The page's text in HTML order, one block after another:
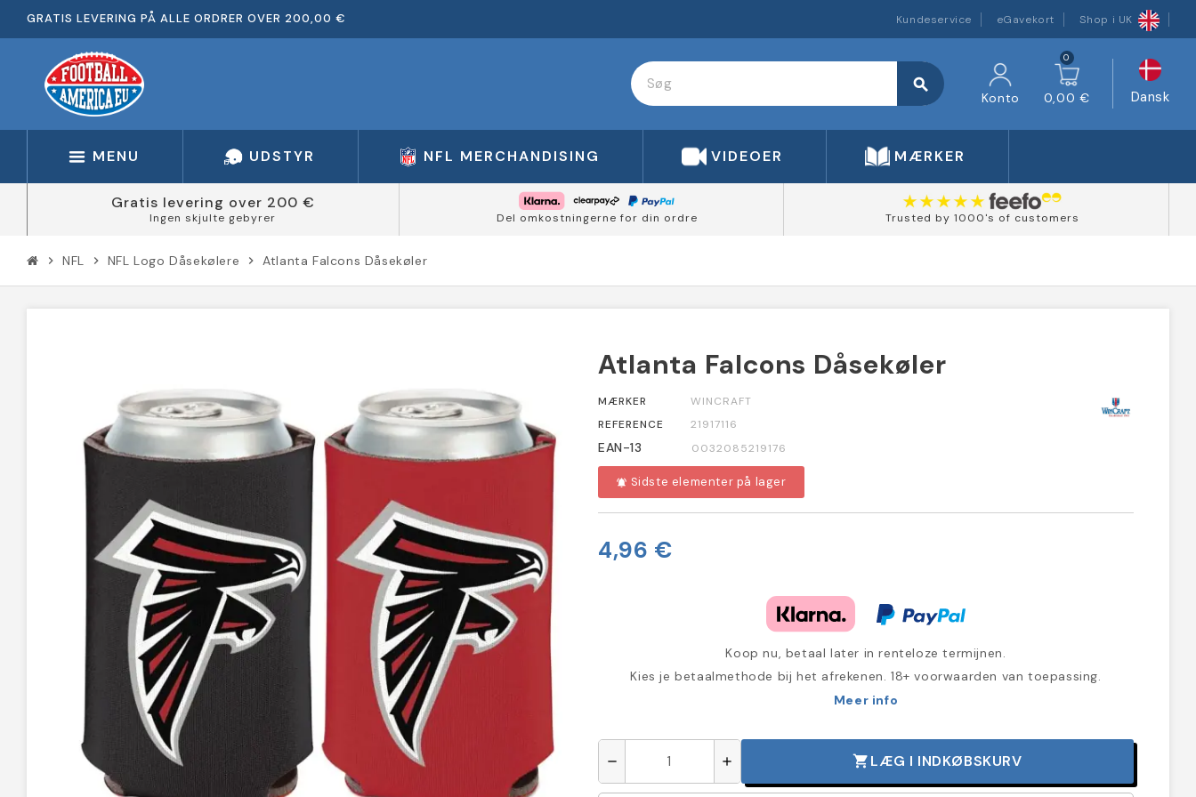
GRATIS LEVERING PÅ ALLE ORDRER OVER 200,00 € Kundeservice eGavekort Shop i UK
search
Konto
0
0,00 € Dansk
MENU UDSTYR NFL MERCHANDISING VIDEOER MÆRKER
Gratis levering over 200 €
Ingen skjulte gebyrer Del omkostningerne for din ordre Trusted by 1000's of customers
chevron_right NFL chevron_right NFL Logo Dåsekølere chevron_right Atlanta Falcons Dåsekøler
Atlanta Falcons Dåsekøler
MÆRKER
WINCRAFT
REFERENCE
21917116
EAN-13 0032085219176
notifications_active Sidste elementer på lager
4,96 €
Koop nu, betaal later in renteloze termijnen.
Kies je betaalmethode bij het afrekenen. 18+ voorwaarden van toepassing.
Meer info
remove add shopping_cart LÆG I INDKØBSKURV